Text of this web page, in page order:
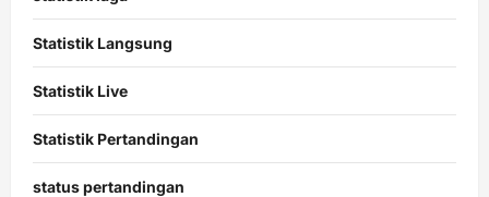
Statistik Langsung
Statistik Live
Statistik Pertandingan
status pertandingan